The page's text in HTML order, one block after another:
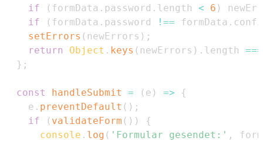
if
( formData . password . length < 6 )
if
( formData . password !== formData .
setErrors ( newErrors ) ;
return
Object . keys ( newErrors ) . length
===
} ;
const handleSubmit = ( e ) =>
{
    e
. preventDefault ( ) ;
if
( validateForm ( ) )
{
console . log ( 'Formular gesendet:' ,